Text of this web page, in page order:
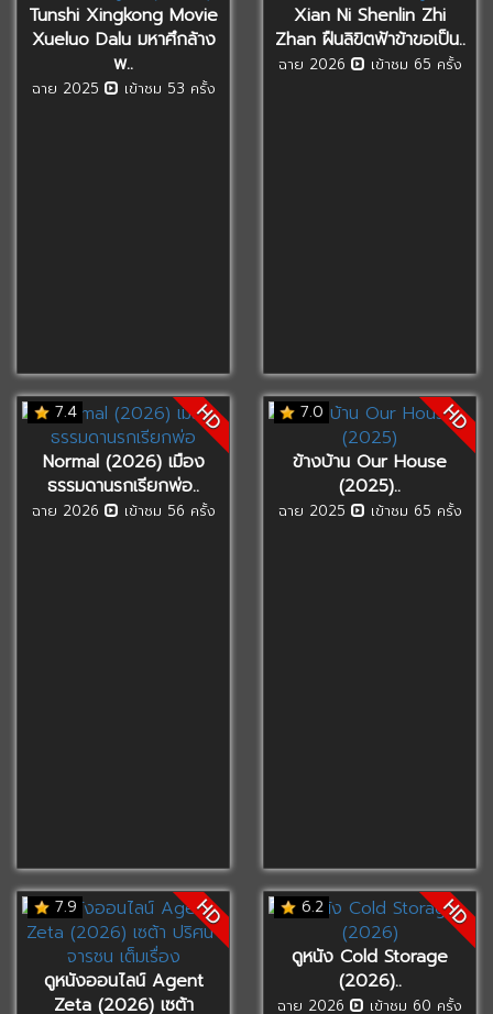
Tunshi Xingkong Movie
Xueluo Dalu มหาศึกล้าง
พ..
ฉาย 2025 เข้าชม 53 ครั้ง
Xian Ni Shenlin Zhi
Zhan ฝืนลิขิตฟ้าข้าขอเป็น..
ฉาย 2026 เข้าชม 65 ครั้ง
7.4 HD
Normal (2026) เมือง
ธรรมดานรกเรียกพ่อ..
ฉาย 2026 เข้าชม 56 ครั้ง
7.0 HD
ข้างบ้าน Our House
(2025)..
ฉาย 2025 เข้าชม 65 ครั้ง
7.9 HD
ดูหนังออนไลน์ Agent
Zeta (2026) เซต้า
6.2 HD
ดูหนัง Cold Storage
(2026)..
ฉาย 2026 เข้าชม 60 ครั้ง